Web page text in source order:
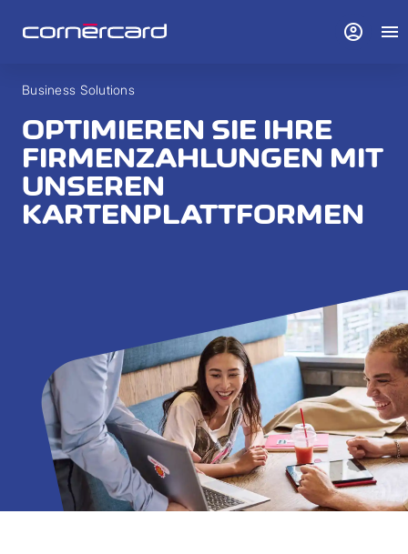
Business Solutions
OPTIMIEREN SIE IHRE
FIRMENZAHLUNGEN MIT
UNSEREN
KARTENPLATTFORMEN
account_circle menu